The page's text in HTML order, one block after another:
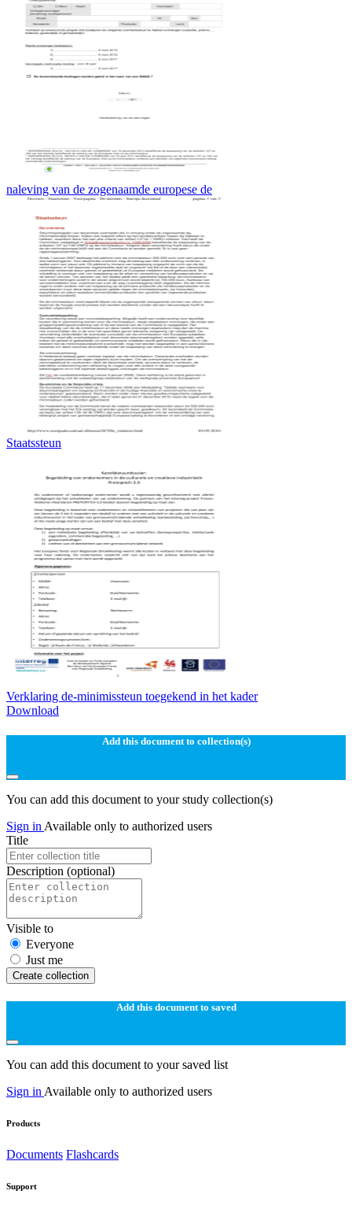
naleving van de zogenaamde europese de
Staatssteun
Verklaring de-minimissteun toegekend in het kader
Download
Add this document to collection(s)
You can add this document to your study collection(s)
Sign in Available only to authorized users
Title
Description (optional)
Visible to
Everyone
Just me
Create collection
Add this document to saved
You can add this document to your saved list
Sign in Available only to authorized users
Products
Documents Flashcards
Support